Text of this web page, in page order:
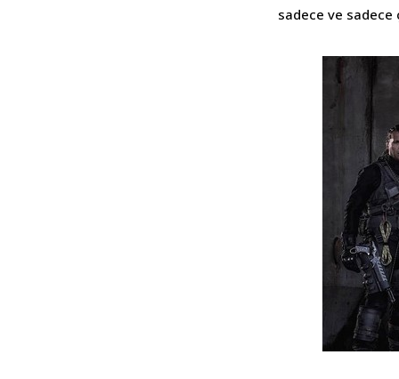
sadece ve sadece